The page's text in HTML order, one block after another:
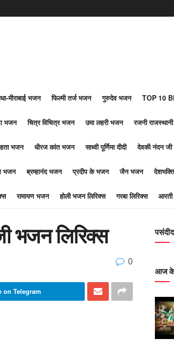
मीराबाई भजन फिल्मी तर्ज भजन गुरुदेव भजन TOP 10
भजन चित्र विचित्र भजन उमा लहरी भजन रजनी
भजन धीरज कांत भजन साध्वी पूर्णिमा दीदी देवकी नंदन जी
भजन ब्रम्हानंद भजन प्रदीप के भजन जैन भजन
रामायण भजन होली भजन लिरिक्स गरबा लिरिक्स
भजन लिरिक्स
0
on Telegram
आज